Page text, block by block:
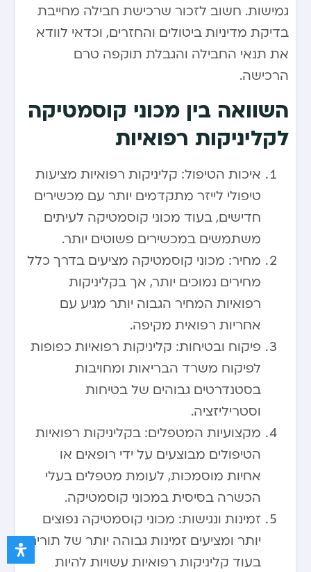
גמישות. חשוב לזכור שרכישת חבילה מחייבת
בדיקת מדיניות ביטולים והחזרים, וכדאי לוודא
את תנאי החבילה והגבלת תוקפה טרם
הרכישה.
השוואה בין מכוני קוסמטיקה
לקליניקות רפואיות
איכות הטיפול: קליניקות רפואיות מציעות
טיפולי לייזר מתקדמים יותר עם מכשירים
חדישים, בעוד מכוני קוסמטיקה לעיתים
משתמשים במכשירים פשוטים יותר.
מחיר: מכוני קוסמטיקה מציעים בדרך כלל
מחירים נמוכים יותר, אך בקליניקות
רפואיות המחיר הגבוה יותר מגיע עם
אחריות רפואית מקיפה.
פיקוח ובטיחות: קליניקות רפואיות כפופות
לפיקוח משרד הבריאות ומחויבות
בסטנדרטים גבוהים של בטיחות
וסטריליזציה.
מקצועיות המטפלים: בקליניקות רפואיות
הטיפולים מבוצעים על ידי רופאים או
אחיות מוסמכות, לעומת מטפלים בעלי
הכשרה בסיסית במכוני קוסמטיקה.
זמינות ונגישות: מכוני קוסמטיקה נפוצים
יותר ומציעים זמינות גבוהה יותר של תורים,
בעוד קליניקות רפואיות עשויות להיות